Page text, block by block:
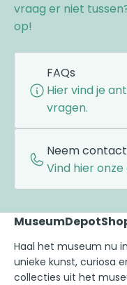
vraag er niet
op!
FAQs
Hier vind je
vragen.
Neem
Vind hier
Haal het museum nu
unieke kunst, curiosa
collecties uit het